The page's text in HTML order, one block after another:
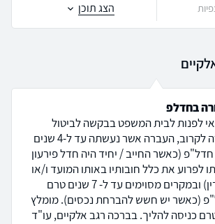
הצג תוכן
בחדלפ
לפנות לבית המשפט בבקשה לביטול
העברה ללא תמורה לקרוב, העברה אשר נעשתה עד ל-4 שנים
(כאשר החייב / יחיד היה חדל פירעון
לפרוע את כלל חובותיו באותו המועד ו/או
בהתאם לקבוע בדין) ובמקרים מסוימים עד ל- 7 שנים טרם
(כאשר יש חשש להברחת נכסים). מומלץ
כניסה להליך. בברכה רגב אלקיים, עו"ד